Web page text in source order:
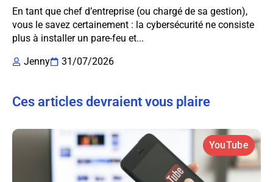
En tant que chef d’entreprise (ou chargé de sa gestion),
vous le savez certainement : la cybersécurité ne consiste
plus à installer un pare-feu et...
Jenny
31/07/2026
Ces articles devraient vous plaire
YouTube